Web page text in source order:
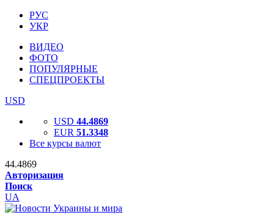
РУС
УКР
ВИДЕО
ФОТО
ПОПУЛЯРНЫЕ
СПЕЦПРОЕКТЫ
USD
USD 44.4869
EUR 51.3348
Все курсы валют
44.4869
Авторизация
Поиск
UA